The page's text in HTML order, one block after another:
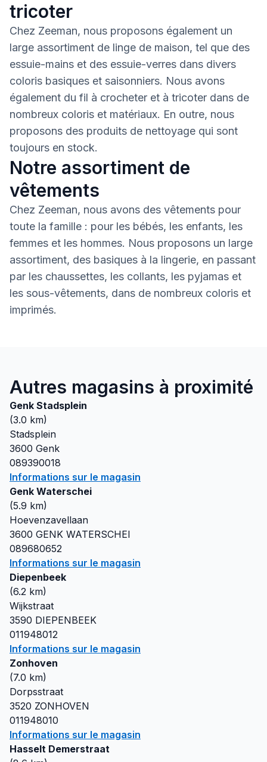
tricoter
Chez Zeeman, nous proposons également un
large assortiment de linge de maison, tel que des
essuie-mains et des essuie-verres dans divers
coloris basiques et saisonniers. Nous avons
également du fil à crocheter et à tricoter dans de
nombreux coloris et matériaux. En outre, nous
proposons des produits de nettoyage qui sont
toujours en stock.
Notre assortiment de
vêtements
Chez Zeeman, nous avons des vêtements pour
toute la famille : pour les bébés, les enfants, les
femmes et les hommes. Nous proposons un large
assortiment, des basiques à la lingerie, en passant
par les chaussettes, les collants, les pyjamas et
les sous-vêtements, dans de nombreux coloris et
imprimés.
Autres magasins à proximité
Genk Stadsplein
(3.0 km)
Stadsplein
3600 Genk
089390018
Informations sur le magasin
Genk Waterschei
(5.9 km)
Hoevenzavellaan
3600 GENK WATERSCHEI
089680652
Informations sur le magasin
Diepenbeek
(6.2 km)
Wijkstraat
3590 DIEPENBEEK
011948012
Informations sur le magasin
Zonhoven
(7.0 km)
Dorpsstraat
3520 ZONHOVEN
011948010
Informations sur le magasin
Hasselt Demerstraat